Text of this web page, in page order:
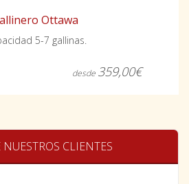
Ottawa
5-7 gallinas.
desde 359,00€
CLIENTES